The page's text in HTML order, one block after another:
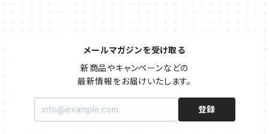
メールマガジンを受け取る
新商品やキャンペーンなどの
最新情報をお届けいたします。
登録